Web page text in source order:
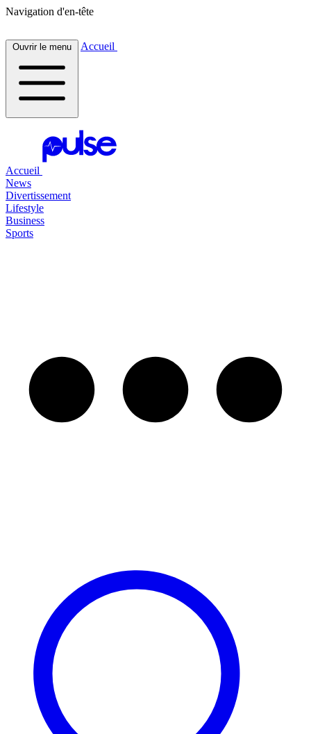
Navigation d'en-tête
Ouvrir le menu Accueil
Accueil
News
Divertissement
Lifestyle
Business
Sports